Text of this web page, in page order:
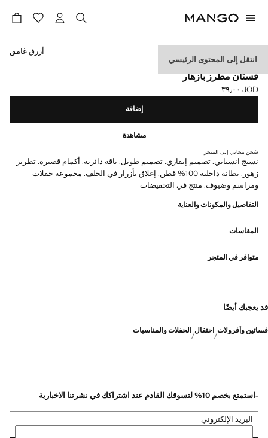
انتقل إلى المحتوى الرئيسي
EVENTS
فستان مطرز بأزهار
السعر الحالي [JOD ٣٩٫٠٠ ]
JOD ٣٩٫٠٠
حدد اللون
أزرق غامق
إضافة
مشاهدة
شحن مجاني إلى المتجر
نسيج انسيابي. تصميم إيفازي. تصميم طويل. ياقة دائرية. أكمام قصيرة. تطريز
زهور. بطانة داخلية 100% قطن. إغلاق بأزرار في الخلف. مجموعة حفلات
ومراسم وضيوف. منتج في التخفيضات
التفاصيل والمكونات والعناية
المقاسات
متوافر في المتجر
قد يعجبك أيضًا
فساتين وأفرولات احتفال الحفلات والمناسبات
-استمتع بخصم 10% لتسوقك القادم عند اشتراكك في نشرتنا الاخبارية
البريد الإلكتروني